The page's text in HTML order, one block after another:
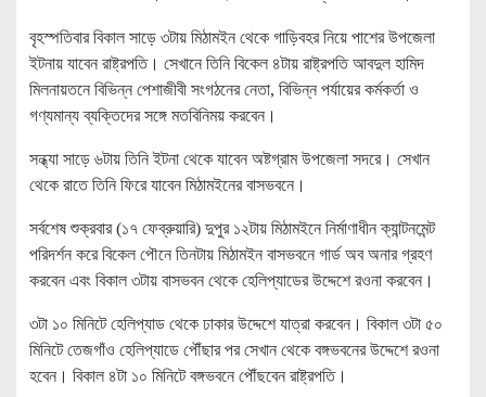
বৃহস্পতিবার বিকাল সাড়ে ৩টায় মিঠামইন থেকে গাড়িবহর নিয়ে পাশের উপজেলা
ইটনায় যাবেন রাষ্ট্রপতি। সেখানে তিনি বিকেল ৪টায় রাষ্ট্রপতি আবদুল হামিদ
মিলনায়তনে বিভিন্ন পেশাজীবী সংগঠনের নেতা, বিভিন্ন পর্যায়ের কর্মকর্তা ও
গণ্যমান্য ব্যক্তিদের সঙ্গে মতবিনিময় করবেন।
সন্ধ্যা সাড়ে ৬টায় তিনি ইটনা থেকে যাবেন অষ্টগ্রাম উপজেলা সদরে। সেখান
থেকে রাতে তিনি ফিরে যাবেন মিঠামইনের বাসভবনে।
সর্বশেষ শুক্রবার (১৭ ফেব্রুয়ারি) দুপুর ১২টায় মিঠামইনে নির্মাণাধীন ক্যান্টনমেন্ট
পরিদর্শন করে বিকেল পৌনে তিনটায় মিঠামইন বাসভবনে গার্ড অব অনার গ্রহণ
করবেন এবং বিকাল ৩টায় বাসভবন থেকে হেলিপ্যাডের উদ্দেশে রওনা করবেন।
৩টা ১০ মিনিটে হেলিপ্যাড থেকে ঢাকার উদ্দেশে যাত্রা করবেন। বিকাল ৩টা ৫০
মিনিটে তেজগাঁও হেলিপ্যাডে পৌঁছার পর সেখান থেকে বঙ্গভবনের উদ্দেশে রওনা
হবেন। বিকাল ৪টা ১০ মিনিটে বঙ্গভবনে পৌঁছবেন রাষ্ট্রপতি।